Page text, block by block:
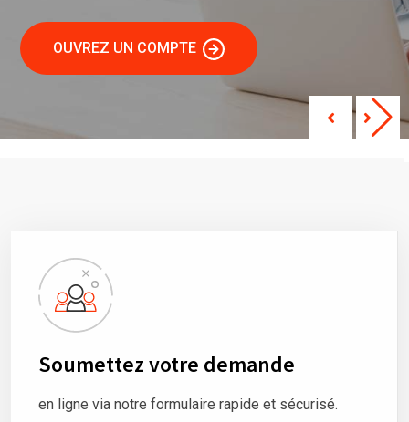
OUVREZ UN COMPTE
Soumettez votre demande
en ligne via notre formulaire rapide et sécurisé.